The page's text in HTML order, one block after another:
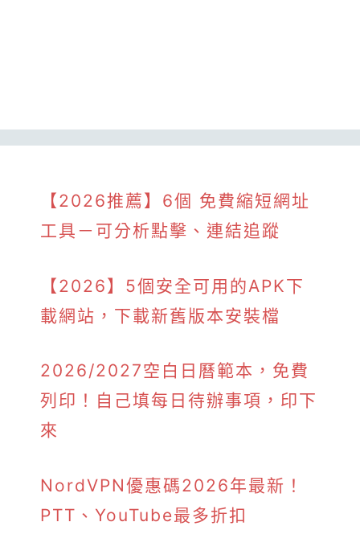
【2026推薦】6個 免費縮短網址
工具－可分析點擊、連結追蹤
【2026】5個安全可用的APK下
載網站，下載新舊版本安裝檔
2026/2027空白日曆範本，免費
列印！自己填每日待辦事項，印下
來
NordVPN優惠碼2026年最新！
PTT、YouTube最多折扣